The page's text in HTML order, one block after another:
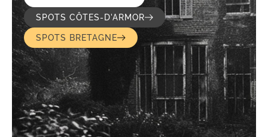
SPOTS CÔTES-D'ARMOR
SPOTS BRETAGNE